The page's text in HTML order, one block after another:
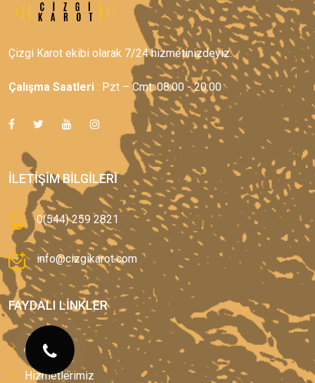
Çizgi Karot ekibi olarak 7/24 hizmetinizdeyiz.
Çalışma Saatleri : Pzt – Cmt: 08:00 - 20:00
İLETIŞIM BILGILERI
0(544) 259 2821
info@cizgikarot.com
FAYDALI LINKLER
Anasayfa
Hizmetlerimiz